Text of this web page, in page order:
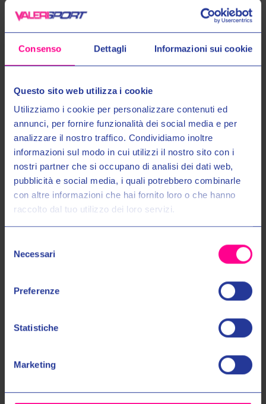
Consenso Dettagli Informazioni sui cookie
Questo sito web utilizza i cookie
Utilizziamo i cookie per personalizzare contenuti ed
annunci, per fornire funzionalità dei social media e per
analizzare il nostro traffico. Condividiamo inoltre
informazioni sul modo in cui utilizzi il nostro sito con i
nostri partner che si occupano di analisi dei dati web,
pubblicità e social media, i quali potrebbero combinarle
con altre informazioni che hai fornito loro o che hanno
raccolto dal tuo utilizzo dei loro servizi.
delNecessari
Preferenze
Statistiche
Marketing
SPEDIZIONI 48/72
Sempre con corriere
espresso
40 ANNI DI
ESPERIENZA
Più di 40 anni di esperienza
nel settore
CALL CENTER
DEDICATO
Personale altamente
specializzato
TOP BRANDS
Entra nel mondo Valeri Sport
Ricevi in anteprima novità, promozioni esclusive e uno
SCONTO DEL 10%sul tuo primo acquisto!
Email:
Autorizzo il trattamento dei miei dati personali nel modo e per gli
scopi indicati nell'Informativa sulla